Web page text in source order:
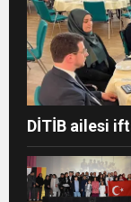
DİTİB ailesi